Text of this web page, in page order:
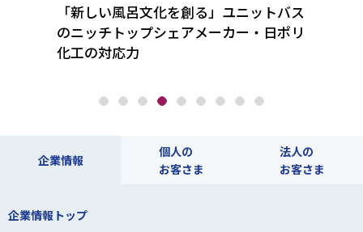
「新しい風呂文化を創る」ユニットバス
のニッチトップシェアメーカー・日ポリ
化工の対応力
企業情報
個人の
お客さま
法人の
お客さま
企業情報トップ